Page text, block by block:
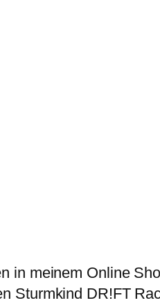
in meinem Online
Sturmkind DR!FT